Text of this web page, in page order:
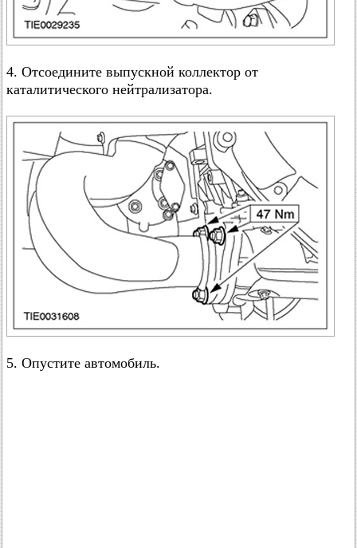
4. Отсоедините выпускной коллектор от
каталитического нейтрализатора.
5. Опустите автомобиль.